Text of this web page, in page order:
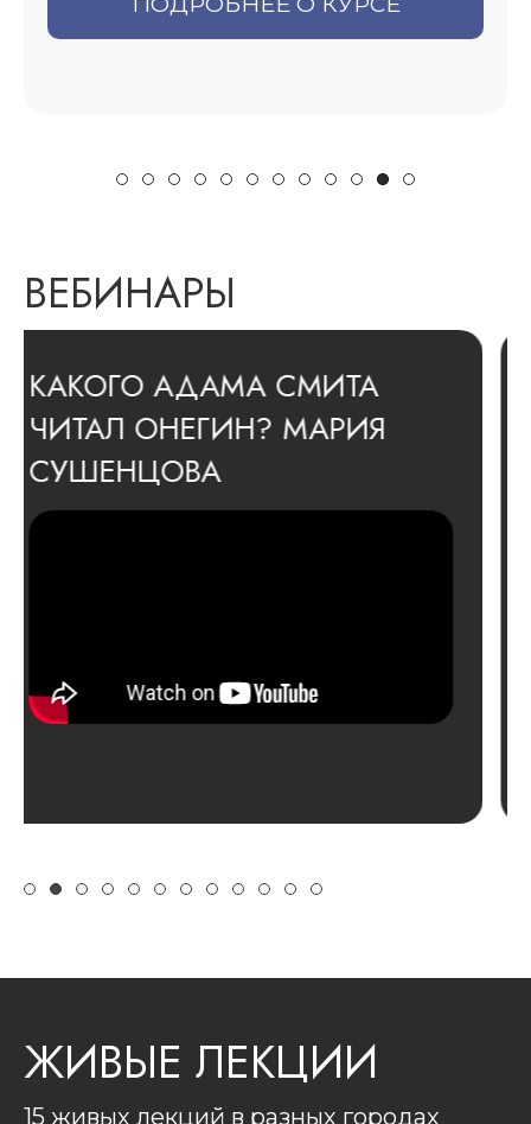
ВЕБИНАРЫ
КАК ПСИХОЛОГИЧЕСКИЕ
ТЕОРИИ ЗАХВАТИЛИ МИР?
ЗОЯ УСКОВА
ЖИВЫЕ ЛЕКЦИИ
15 живых лекций в разных городах